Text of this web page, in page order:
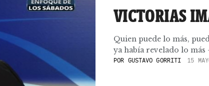
VICTORIAS
Quien puede lo más,
ya había revelado lo más
POR GUSTAVO GORRITI 15